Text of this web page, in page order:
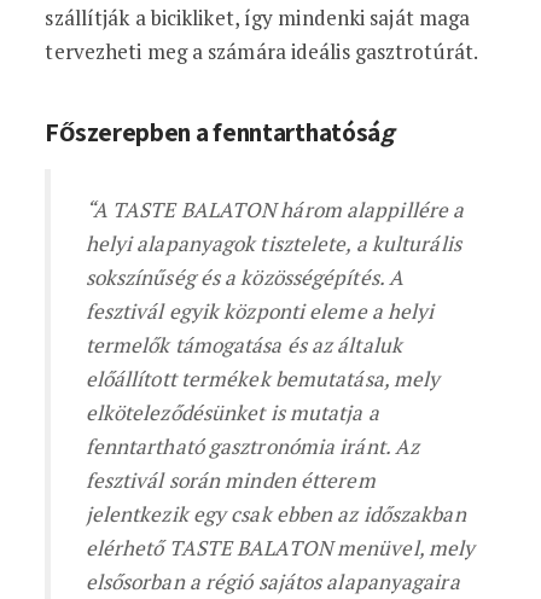
szállítják a bicikliket, így mindenki saját maga
tervezheti meg a számára ideális gasztrotúrát.
Főszerepben a fenntarthatóság
“A TASTE BALATON három alappillére a
helyi alapanyagok tisztelete, a kulturális
sokszínűség és a közösségépítés. A
fesztivál egyik központi eleme a helyi
termelők támogatása és az általuk
előállított termékek bemutatása, mely
elköteleződésünket is mutatja a
fenntartható gasztronómia iránt. Az
fesztivál során minden étterem
jelentkezik egy csak ebben az időszakban
elérhető TASTE BALATON menüvel, mely
elsősorban a régió sajátos alapanyagaira